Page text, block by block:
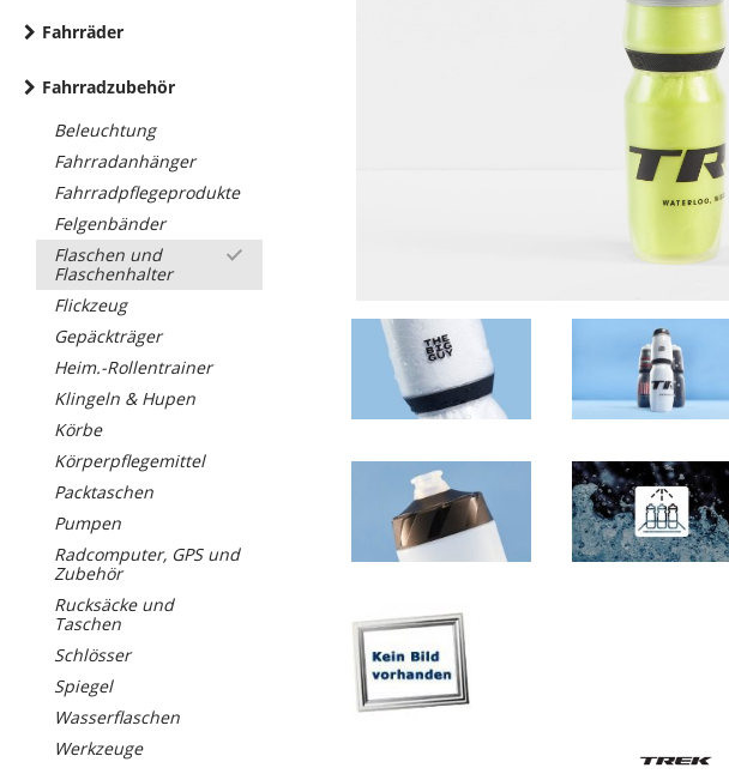
Fahrräder
Fahrradzubehör
Beleuchtung
Fahrradanhänger
Fahrradpflegeprodukte
Felgenbänder
Flaschen und
Flaschenhalter
Flickzeug
Gepäckträger
Heim.-Rollentrainer
Klingeln & Hupen
Körbe
Körperpflegemittel
Packtaschen
Pumpen
Radcomputer, GPS und
Zubehör
Rucksäcke und
Taschen
Schlösser
Spiegel
Wasserflaschen
Werkzeuge